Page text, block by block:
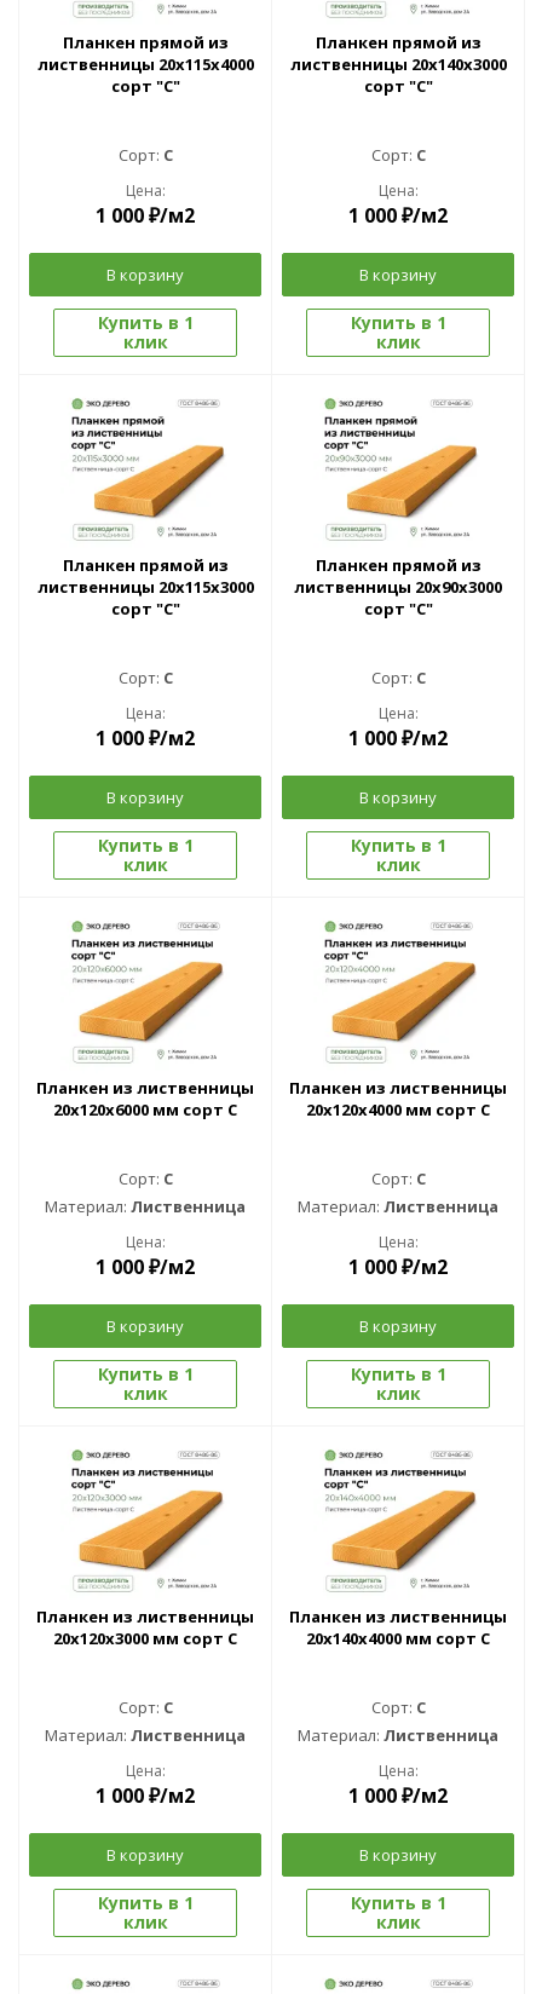
Планкен прямой из
лиственницы 20x115х4000
сорт "С"
Сорт: C
Цена:
1 000₽/м2
В корзину
Купить в 1
клик
Планкен прямой из
лиственницы 20x140х3000
сорт "С"
Сорт: C
Цена:
1 000₽/м2
В корзину
Купить в 1
клик
Планкен прямой из
лиственницы 20x115х3000
сорт "С"
Сорт: C
Цена:
1 000₽/м2
В корзину
Купить в 1
клик
Планкен прямой из
лиственницы 20x90х3000
сорт "С"
Сорт: C
Цена:
1 000₽/м2
В корзину
Купить в 1
клик
Планкен из лиственницы
20x120x6000 мм сорт C
Сорт: C
Материал: Лиственница
Цена:
1 000₽/м2
В корзину
Купить в 1
клик
Планкен из лиственницы
20x120x4000 мм сорт C
Сорт: C
Материал: Лиственница
Цена:
1 000₽/м2
В корзину
Купить в 1
клик
Планкен из лиственницы
20x120x3000 мм сорт C
Сорт: C
Материал: Лиственница
Цена:
1 000₽/м2
В корзину
Купить в 1
клик
Планкен из лиственницы
20x140x4000 мм сорт C
Сорт: C
Материал: Лиственница
Цена:
1 000₽/м2
В корзину
Купить в 1
клик